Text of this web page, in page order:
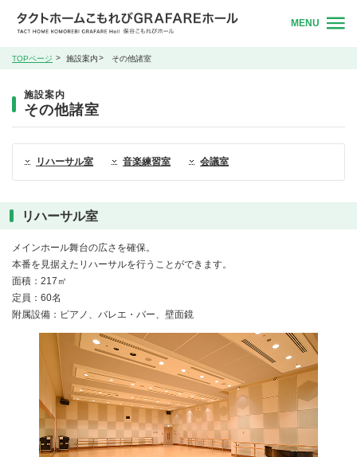
MENU
TOPページ 施設案内 その他諸室
施設案内
その他諸室
リハーサル室 音楽練習室 会議室
リハーサル室
メインホール舞台の広さを確保。
本番を見据えたリハーサルを行うことができます。
面積：217㎡
定員：60名
附属設備：ピアノ、バレエ・バー、壁面鏡